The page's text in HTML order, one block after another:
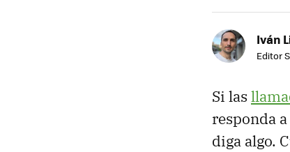
Iván
Editor
Si las
responda
diga algo.